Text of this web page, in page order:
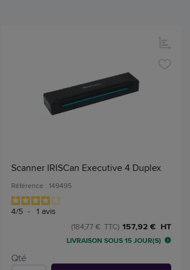
Scanner IRISCan Executive 4 Duplex
Référence : 149495
4/5 - 1 avis
157,92 € HT
(184,77 € TTC)
LIVRAISON SOUS 15 JOUR(S)
Qté